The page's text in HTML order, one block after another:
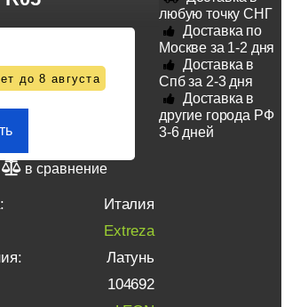
до 8 августа
в сравнение
Италия
Extreza
Латунь
104692
любую точку СНГ
Доставка по
Москве за 1-2 дня
Доставка в
Спб за 2-3 дня
Доставка в
другие города РФ
3-6 дней